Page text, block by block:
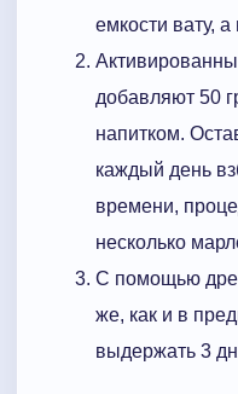
емкости вату, а
добавляют 50
напитком.
каждый день
времени,
несколько
С помощью
же, как и в
выдержать 3